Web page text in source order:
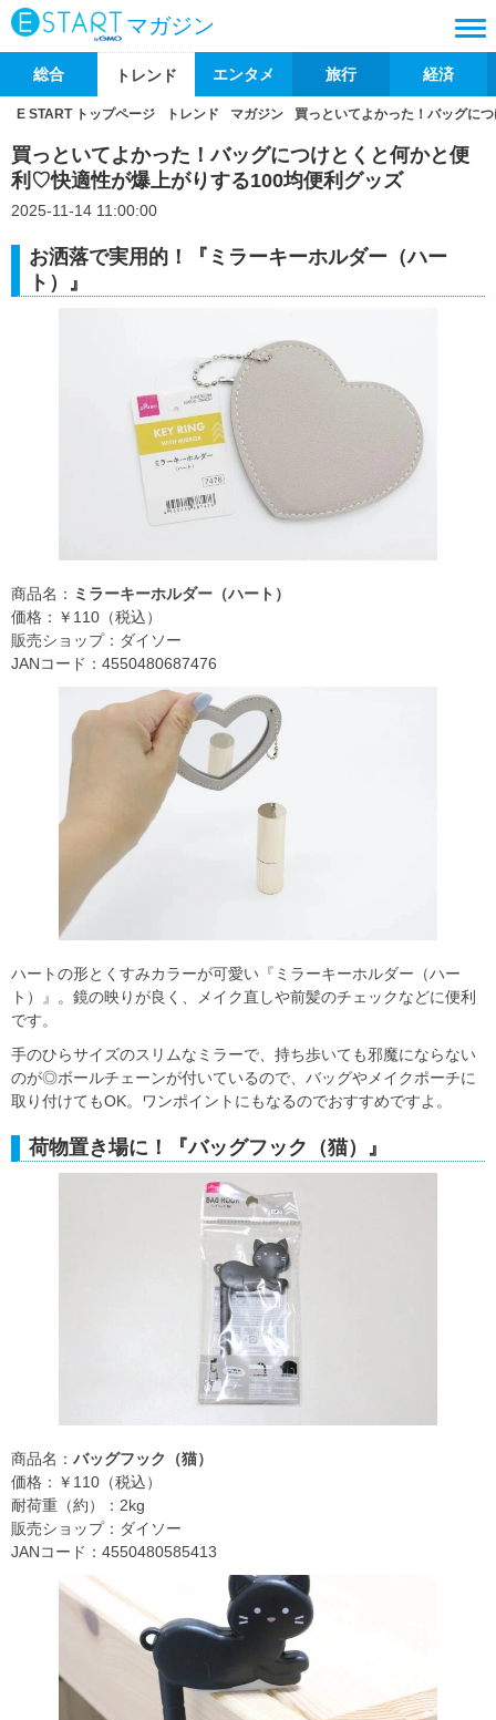
マガジン
総合 トレンド エンタメ 旅行 経済
E START トップページ トレンド マガジン 買っといてよかった！バッグに
買っといてよかった！バッグにつけとくと何かと便
利♡快適性が爆上がりする100均便利グッズ
2025-11-14 11:00:00
お洒落で実用的！『ミラーキーホルダー（ハー
ト）』
商品名： ミラーキーホルダー（ハート）
価格：￥110（税込）
販売ショップ：ダイソー
JANコード：4550480687476
ハートの形とくすみカラーが可愛い『ミラーキーホルダー（ハー
ト）』。鏡の映りが良く、メイク直しや前髪のチェックなどに便利
です。
手のひらサイズのスリムなミラーで、持ち歩いても邪魔にならない
のが◎ボールチェーンが付いているので、バッグやメイクポーチに
取り付けてもOK。ワンポイントにもなるのでおすすめですよ。
荷物置き場に！『バッグフック（猫）』
商品名： バッグフック（猫）
価格：￥110（税込）
耐荷重（約）：2kg
販売ショップ：ダイソー
JANコード：4550480585413